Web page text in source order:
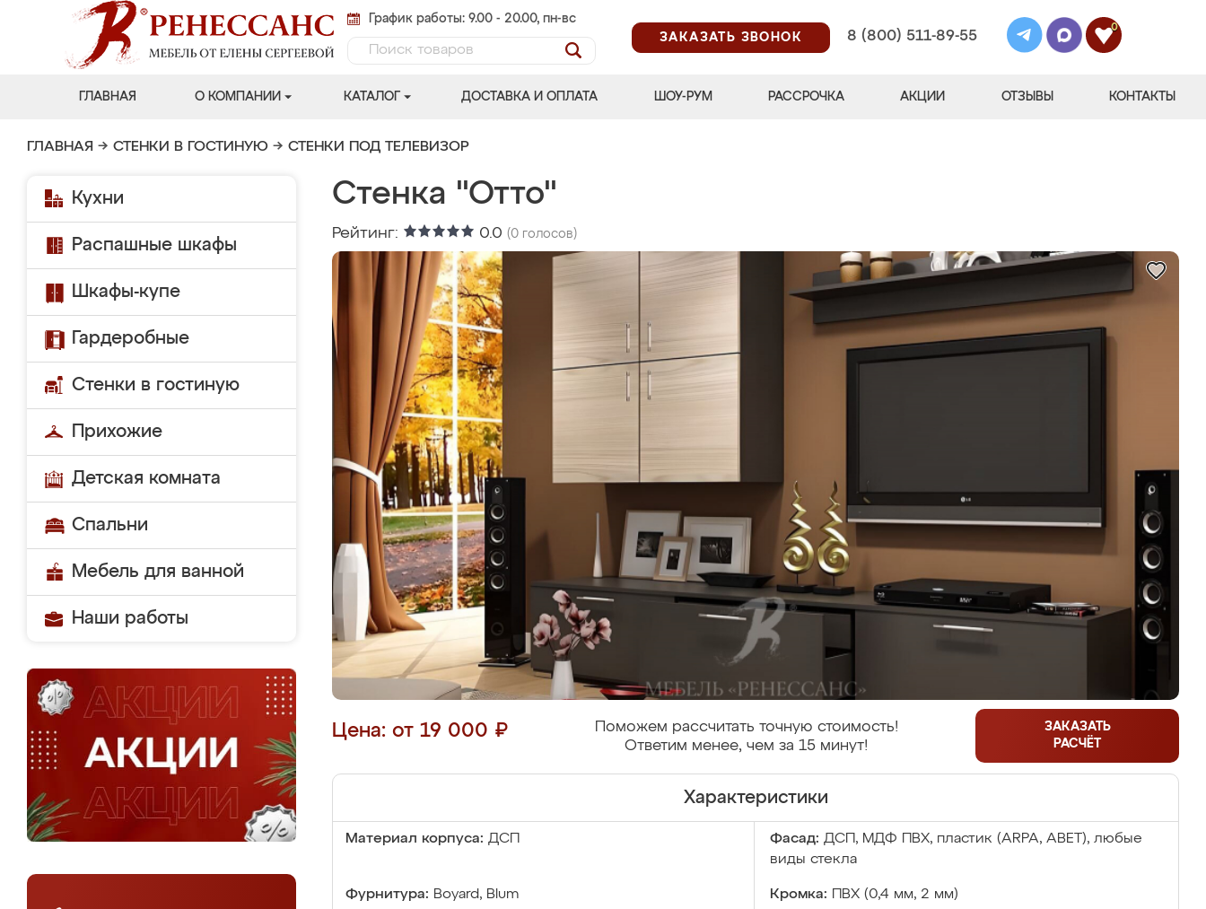
График работы: 9.00 - 20.00, пн-вс
ЗАКАЗАТЬ ЗВОНОК
8 (800) 511-89-55
0
ГЛАВНАЯ О КОМПАНИИ КАТАЛОГ ДОСТАВКА И ОПЛАТА ШОУ-РУМ РАССРОЧКА АКЦИИ ОТЗЫВЫ КОНТАКТЫ
ГЛАВНАЯ → СТЕНКИ В ГОСТИНУЮ → СТЕНКИ ПОД ТЕЛЕВИЗОР
Кухни
Распашные шкафы
Шкафы-купе
Гардеробные
Стенки в гостиную
Прихожие
Детская комната
Спальни
Мебель для ванной
Наши работы
Стенка "Отто"
Рейтинг: 0.0 (0 голосов)
Цена: от 19 000 ₽
Поможем рассчитать точную стоимость!
Ответим менее, чем за 15 минут!
ЗАКАЗАТЬ
РАСЧЁТ
Характеристики
Материал корпуса: ДСП Фасад: ДСП, МДФ ПВХ, пластик (ARPA, ABET), любые
виды стекла
Фурнитура: Boyard, Blum Кромка: ПВХ (0,4 мм, 2 мм)